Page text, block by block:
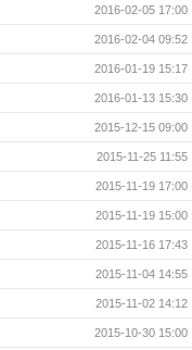
2016-02-05 17:00
2016-02-04 09:52
2016-01-19 15:17
2016-01-13 15:30
2015-12-15 09:00
2015-11-25 11:55
2015-11-19 17:00
2015-11-19 15:00
2015-11-16 17:43
2015-11-04 14:55
2015-11-02 14:12
2015-10-30 15:00